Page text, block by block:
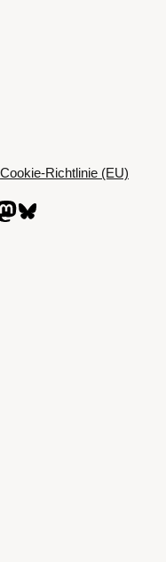
Cookie-Richtlinie (EU)
Mastodon